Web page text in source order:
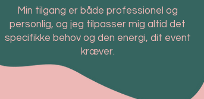
Min tilgang er både professionel og
personlig, og jeg tilpasser mig altid det
specifikke behov og den energi, dit event
kræver.​